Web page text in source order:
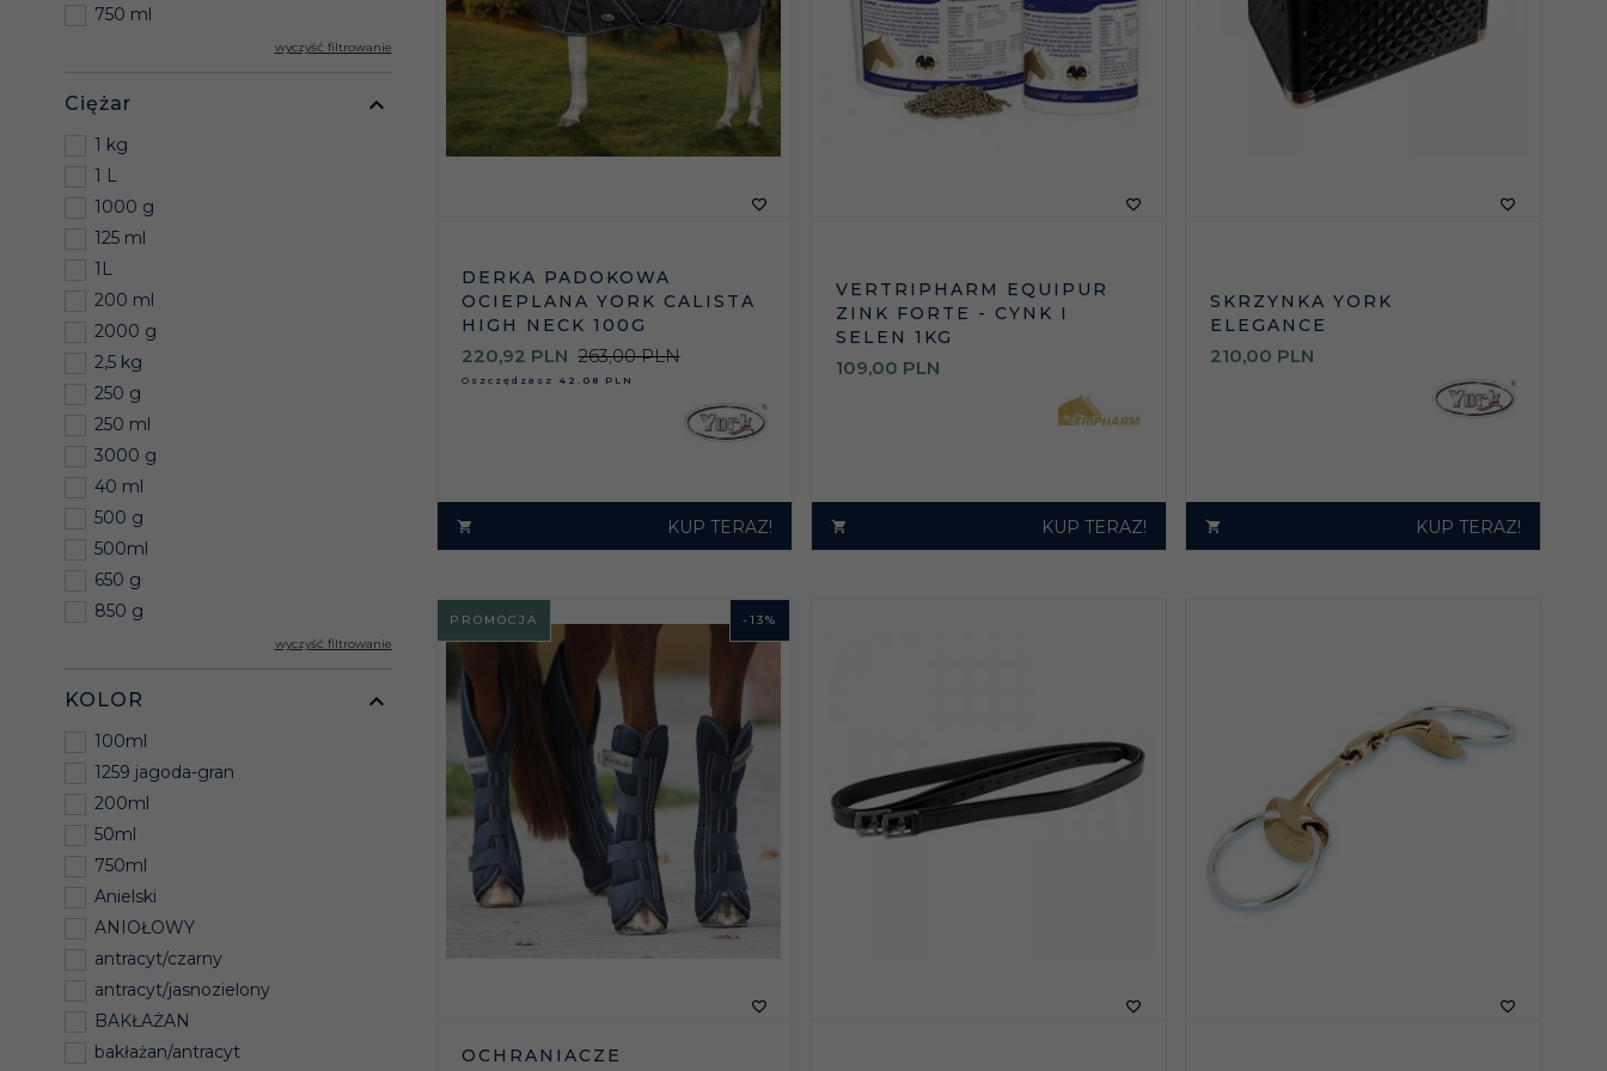
750 ml
wyczyść filtrowanie
Ciężar
1 kg
1 L
1000 g
125 ml
1L
200 ml
2000 g
2,5 kg
250 g
250 ml
3000 g
40 ml
500 g
500ml
650 g
850 g
wyczyść filtrowanie
KOLOR
100ml
1259 jagoda-gran
200ml
50ml
750ml
Anielski
ANIOŁOWY
antracyt/czarny
antracyt/jasnozielony
BAKŁAŻAN
bakłażan/antracyt
DERKA PADOKOWA
OCIEPLANA YORK CALISTA
HIGH NECK 100G
220,92 PLN 263,00 PLN
Oszczędzasz 42.08 PLN
KUP TERAZ!
VERTRIPHARM EQUIPUR
ZINK FORTE - CYNK I
SELEN 1KG
109,00 PLN
KUP TERAZ!
SKRZYNKA YORK
ELEGANCE
210,00 PLN
KUP TERAZ!
- 13%
PROMOCJA
OCHRANIACZE